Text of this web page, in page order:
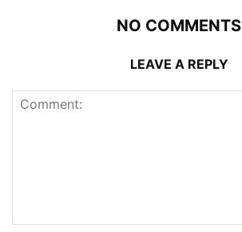
NO COMMENTS
LEAVE A REPLY